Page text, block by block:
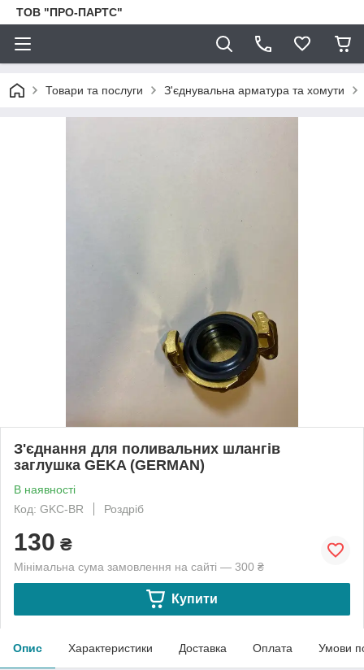
ТОВ "ПРО-ПАРТС"
Товари та послуги З'єднувальна арматура та хомути
З'єднання для поливальних шлангів
заглушка GEKA (GERMAN)
В наявності
Код: GKC-BR
Роздріб
130 ₴
Мінімальна сума замовлення на сайті — 300 ₴
Купити
Опис Характеристики Доставка Оплата Умови